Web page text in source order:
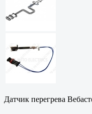
Датчик перегрева